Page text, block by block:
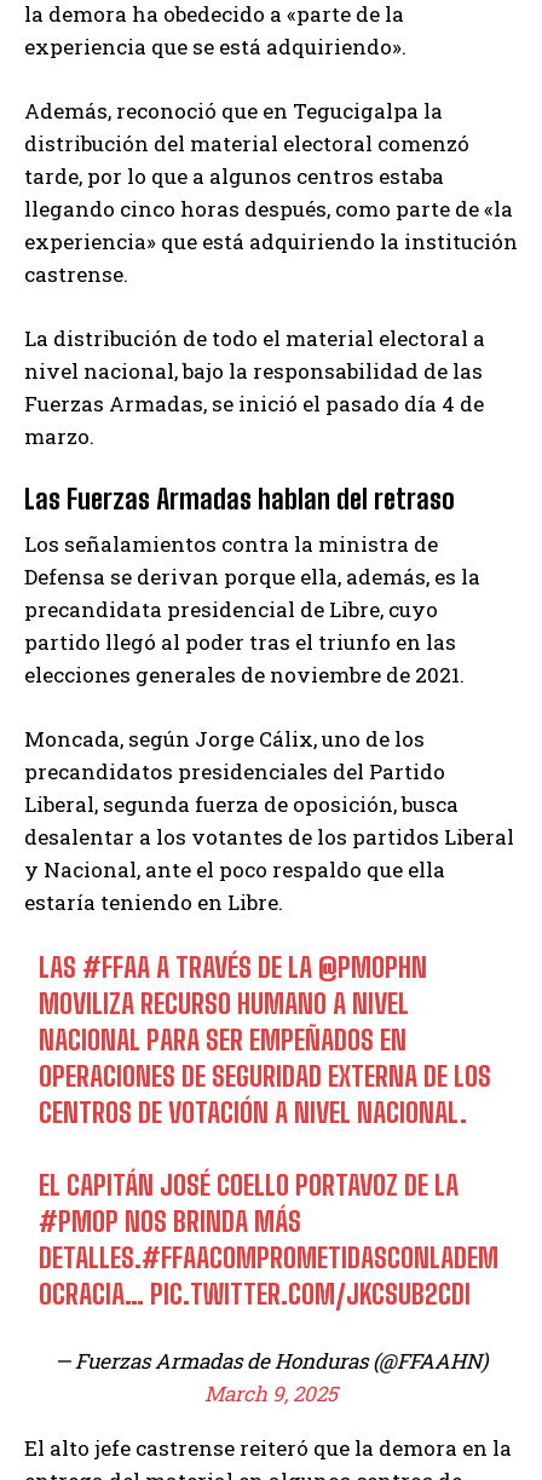
la demora ha obedecido a «parte de la
experiencia que se está adquiriendo».
Además, reconoció que en Tegucigalpa la
distribución del material electoral comenzó
tarde, por lo que a algunos centros estaba
llegando cinco horas después, como parte de «la
experiencia» que está adquiriendo la institución
castrense.
La distribución de todo el material electoral a
nivel nacional, bajo la responsabilidad de las
Fuerzas Armadas, se inició el pasado día 4 de
marzo.
Las Fuerzas Armadas hablan del retraso
Los señalamientos contra la ministra de
Defensa se derivan porque ella, además, es la
precandidata presidencial de Libre, cuyo
partido llegó al poder tras el triunfo en las
elecciones generales de noviembre de 2021.
Moncada, según Jorge Cálix, uno de los
precandidatos presidenciales del Partido
Liberal, segunda fuerza de oposición, busca
desalentar a los votantes de los partidos Liberal
y Nacional, ante el poco respaldo que ella
estaría teniendo en Libre.
LAS#FFAA A TRAVÉS DE LA @PMOPHN
MOVILIZA RECURSO HUMANO A NIVEL
NACIONAL PARA SER EMPEÑADOS EN
OPERACIONES DE SEGURIDAD EXTERNA DE LOS
CENTROS DE VOTACIÓN A NIVEL NACIONAL.
EL CAPITÁN JOSÉ COELLO PORTAVOZ DE LA
#PMOP NOS BRINDA MÁS
DETALLES.#FFAACOMPROMETIDASCONLADEM
OCRACIA… PIC.TWITTER.COM/JKCSUB2CDI
— Fuerzas Armadas de Honduras (@FFAAHN)
March 9, 2025
El alto jefe castrense reiteró que la demora en la